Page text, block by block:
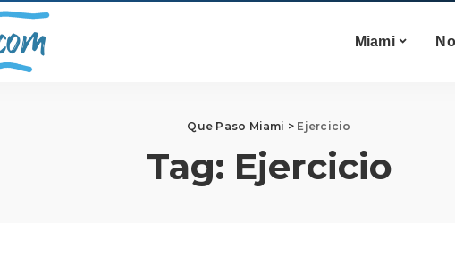
Miami
Que Paso Miami > Ejercicio
Tag: Ejercicio